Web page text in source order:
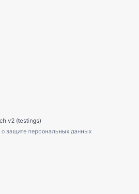
v2 (testings)
защите персональных данных